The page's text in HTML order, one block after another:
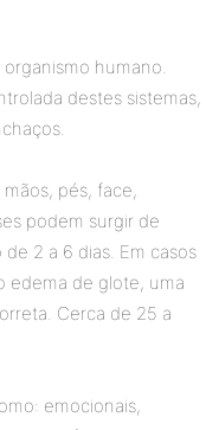
humano.
destes sistemas,
pés, face,
podem surgir de
2 a 6 dias. Em casos
edema de glote, uma
Cerca de 25 a
emocionais,